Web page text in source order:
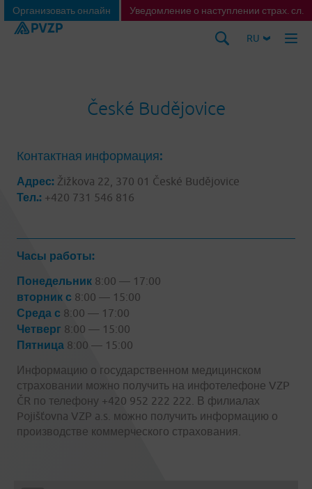
RU
Организовать онлайн Уведомление о наступлении страх. сл.
České Budějovice
Контактная информация:
Адрес: Žižkova 22, 370 01 České Budějovice
Тел.: +420 731 546 816
Часы работы:
Понедельник 8:00 — 17:00
вторник с 8:00 — 15:00
Среда с 8:00 — 17:00
Четверг 8:00 — 15:00
Пятница 8:00 — 15:00
Информацию о государственном медицинском
страховании можно получить на инфотелефоне VZP
ČR по телефону +420 952 222 222. В филиалах
Pojišťovna VZP a.s. можно получить информацию о
производстве коммерческого страхования.